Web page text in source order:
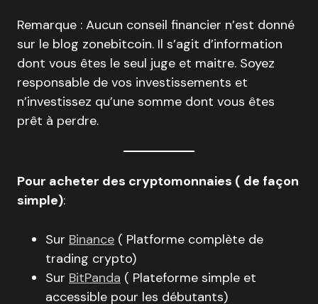
Remarque : Aucun conseil financier n’est donné
sur le blog zonebitcoin. Il s’agit d’information
dont vous êtes le seul juge et maitre. Soyez
responsable de vos investissements et
n’investissez qu’une somme dont vous êtes
prêt à perdre.
Pour acheter des cryptomonnaies ( de façon
simple):
Sur Binance ( Platforme complète de
trading crypto)
Sur BitPanda ( Plateforme simple et
accessible pour les débutants)